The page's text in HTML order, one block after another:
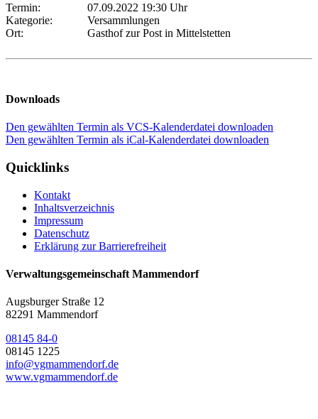
Termin:
07.09.2022 19:30 Uhr
Kategorie:
Versammlungen
Ort:
Gasthof zur Post in Mittelstetten
Downloads
Den gewählten Termin als VCS-Kalenderdatei downloaden
Den gewählten Termin als iCal-Kalenderdatei downloaden
Quicklinks
Kontakt
Inhaltsverzeichnis
Impressum
Datenschutz
Erklärung zur Barrierefreiheit
Verwaltungsgemeinschaft Mammendorf
Augsburger Straße 12
82291 Mammendorf
08145 84-0
08145 1225
info@vgmammendorf.de
www.vgmammendorf.de